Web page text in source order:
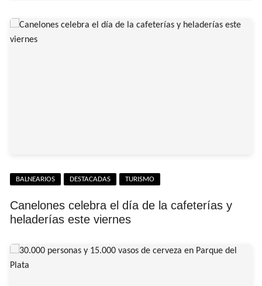
BALNEARIOS DESTACADAS TURISMO
Canelones celebra el día de la cafeterías y
heladerías este viernes